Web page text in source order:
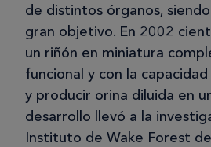
de distintos órganos,
gran objetivo. En 2002
un riñón en miniatura
funcional y con la
y producir orina diluida en
desarrollo llevó a la
Instituto de Wake Forest